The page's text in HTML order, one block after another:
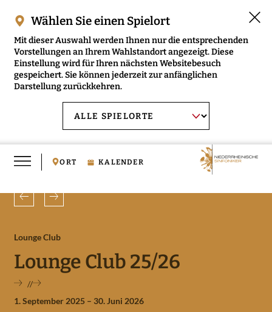
ORT KALENDER
Wählen Sie einen Spielort
Mit dieser Auswahl werden Ihnen nur die entsprechenden
Vorstellungen an Ihrem Wahlstandort angezeigt. Diese
Einstellung wird für Ihren nächsten Websitebesuch
gespeichert. Sie können jederzeit zur anfänglichen
Darstellung zurückkehren.
wählen:
MEDIEN ÖFFNEN
Lounge Club
Lounge Club 25/26
1. September 2025 – 30. Juni 2026
Zurück Weiter